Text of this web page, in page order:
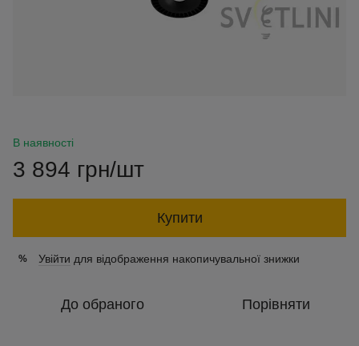
В наявності
3 894 грн/шт
Купити
% Увійти для відображення накопичувальної знижки
До обраного Порівняти